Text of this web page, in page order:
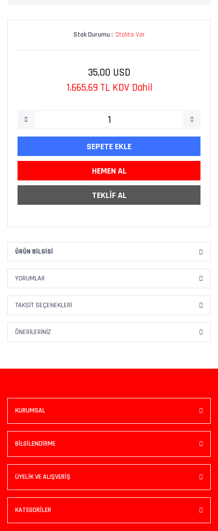
Stok Durumu : Stokta Var
35,00 USD
1.665,69 TL KDV Dahil
SEPETE EKLE
HEMEN AL
TEKLİF AL
ÜRÜN BILGISI
YORUMLAR
TAKSIT SEÇENEKLERI
ÖNERILERINIZ
KURUMSAL
BİLGİLENDİRME
ÜYELİK VE ALIŞVERİŞ
KATEGORİLER